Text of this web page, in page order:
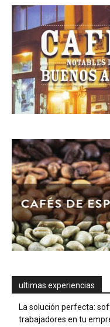
ultimas experiencias
La solución perfecta:
trabajadores en tu